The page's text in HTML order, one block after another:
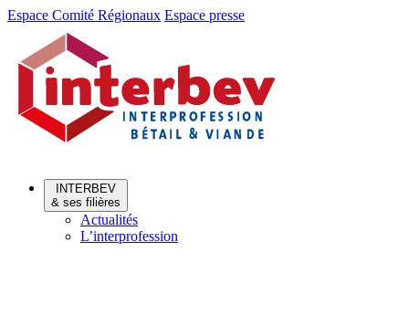
Aller
Aller
contenu
Espace Comité Régionaux Espace presse
INTERBEV
& ses filières
Actualités
L’interprofession